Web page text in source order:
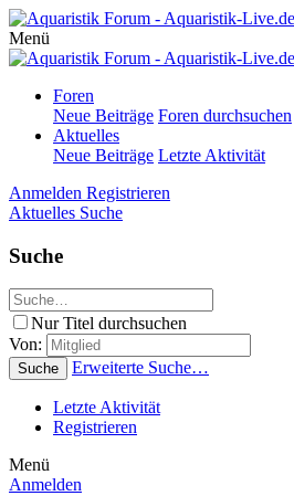
Menü
Foren
Neue Beiträge Foren durchsuchen
Aktuelles
Neue Beiträge Letzte Aktivität
Anmelden Registrieren
Aktuelles Suche
Suche
Nur Titel durchsuchen
Von:
Suche Erweiterte Suche…
Letzte Aktivität
Registrieren
Menü
Anmelden